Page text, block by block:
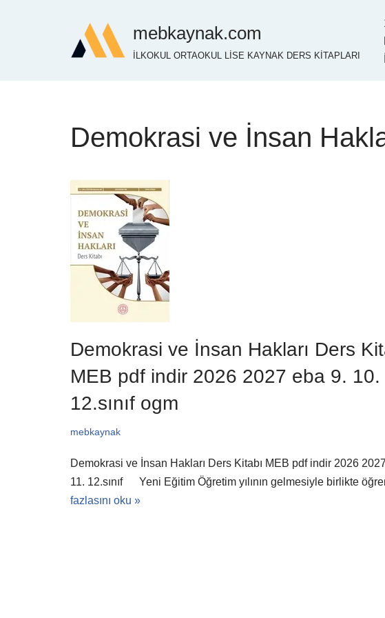
mebkaynak.com
İLKOKUL ORTAOKUL LİSE KAYNAK DERS KİTAPLARI
Demokrasi ve İnsan
Demokrasi ve İnsan Hakları Ders
MEB pdf indir 2026 2027 eba 9. 10.
12.sınıf ogm
mebkaynak
Demokrasi ve İnsan Hakları Ders Kitabı MEB pdf indir 2026
11. 12.sınıf Yeni Eğitim Öğretim yılının gelmesiyle birlikte
fazlasını oku »